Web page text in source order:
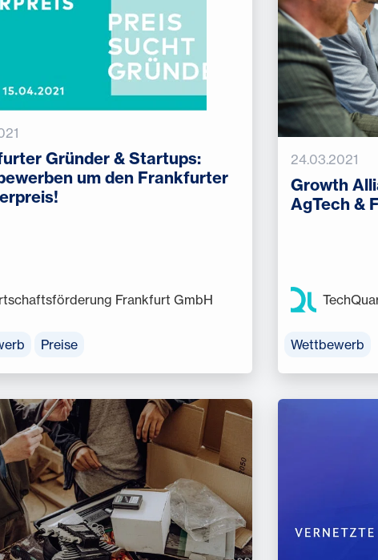
Gründer & Startups:
um den Frankfurter
Frankfurt GmbH
Preise
24.03.2021
Growth
AgTech &
Wettbewerb